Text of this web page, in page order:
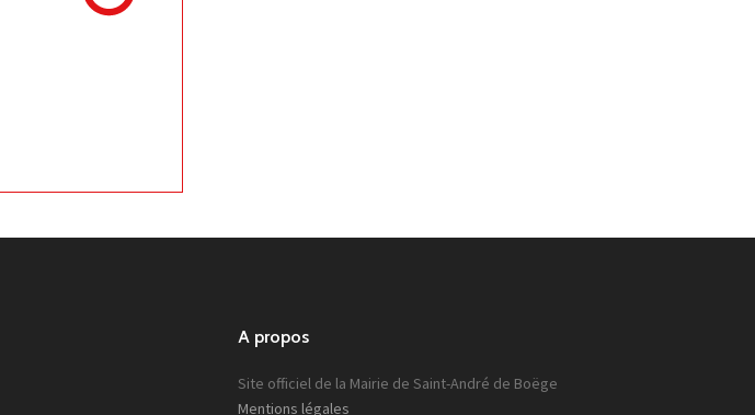
A propos
Site officiel de la Mairie de Saint-André de Boëge
Mentions légales